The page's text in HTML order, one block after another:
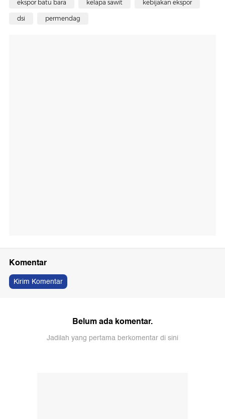
ekspor batu bara kelapa sawit kebijakan ekspor
dsi permendag
Komentar
Kirim Komentar
Belum ada komentar.
Jadilah yang pertama berkomentar di sini